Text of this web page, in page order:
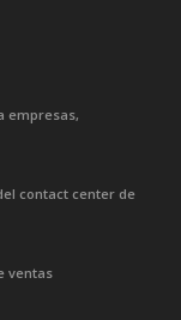
empresas,
contact center de
ventas